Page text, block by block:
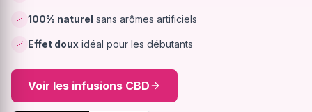
100% naturel sans arômes artificiels
Effet doux idéal pour les débutants
Voir les infusions CBD